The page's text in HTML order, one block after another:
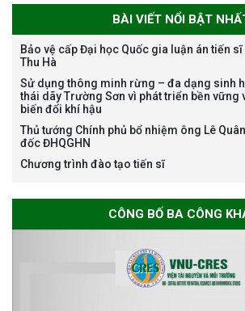
Nguyễn Thế
Thông báo
bổng Nagao
BÀI VIẾT NỔI BẬT
Bảo vệ cấp Đại học Quốc gia luận án tiến sĩ
Thu Hà
Sử dụng thông minh rừng – đa dạng sinh
thái dãy Trường Sơn vì phát triển bền vững
biến đổi khí hậu
Thủ tướng Chính phủ bổ nhiệm ông Lê
đốc ĐHQGHN
Chương trình đào tạo tiến sĩ
CÔNG BỐ BA CÔNG